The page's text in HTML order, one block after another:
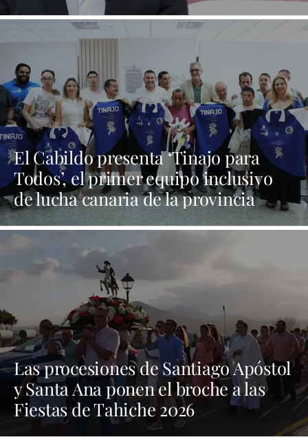
El Cabildo presenta ‘Tinajo para
Todos’, el primer equipo inclusivo
de lucha canaria de la provincia
Las procesiones de Santiago Apóstol
y Santa Ana ponen el broche a las
Fiestas de Tahiche 2026